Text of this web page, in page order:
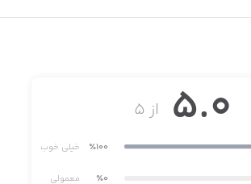
رنگ‌آمیزی برای بزرگسالان است.
به سازندگان این برنامه مراجعه کرده و
یا خیر. همین مسئله سازندگان Mini Monet را بر آن داشت که
از ۵ 5.0
٪100 خیلی خوب
٪0 معمولی